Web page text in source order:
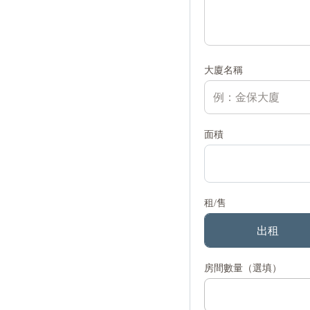
大廈名稱
面積
租/售
出租
房間數量（選填）